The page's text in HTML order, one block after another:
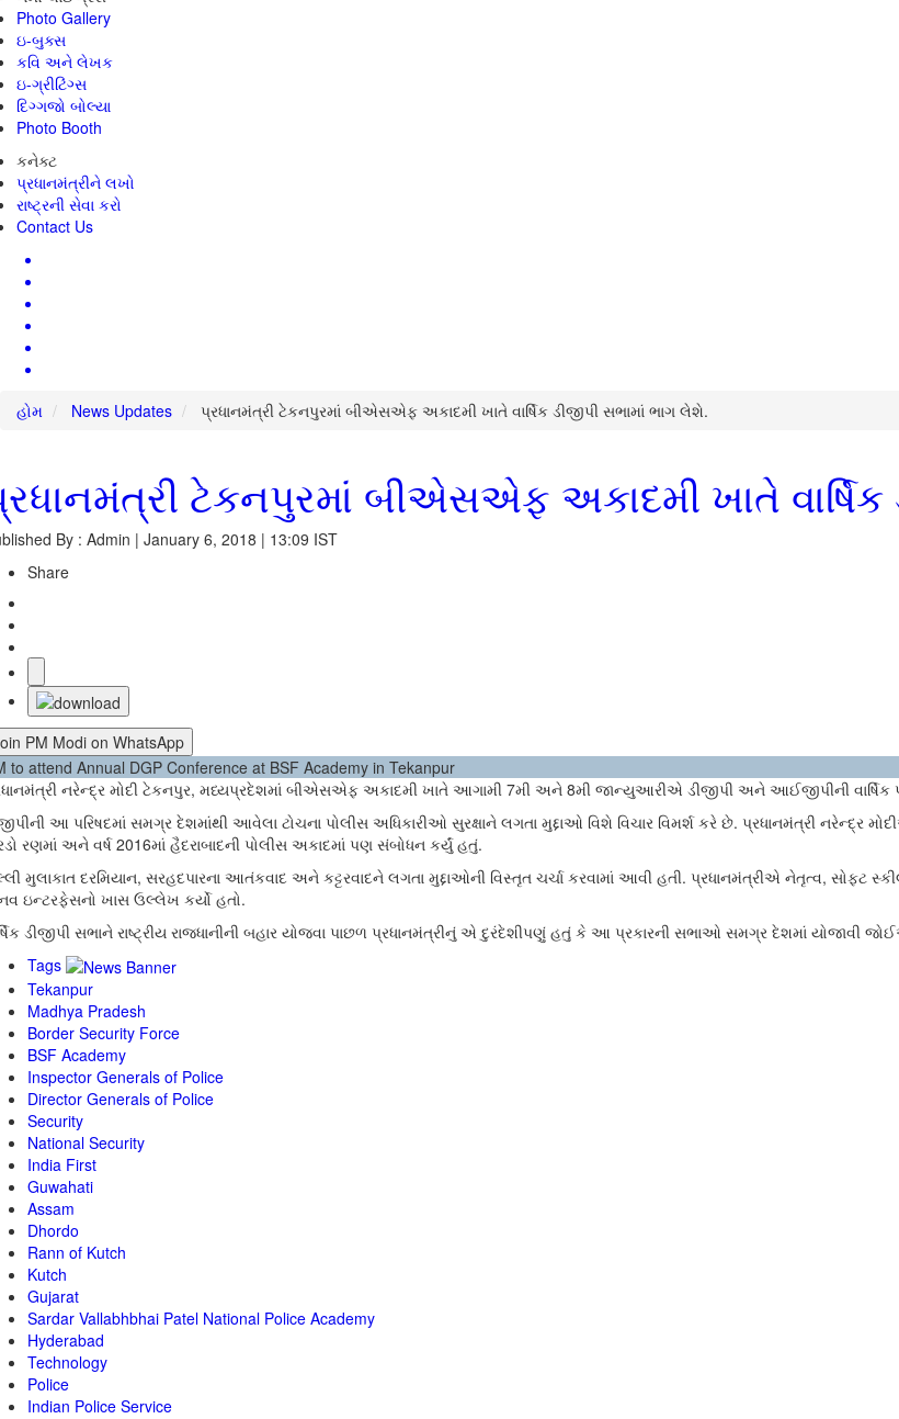
Photo Gallery
ઇ-બુક્સ
કવિ અને લેખક
ઇ-ગ્રીટિંગ્સ
દિગ્ગજો બોલ્યા
Photo Booth
કનેક્ટ
પ્રધાનમંત્રીને લખો
રાષ્ટ્રની સેવા કરો
Contact Us
હોમ News Updates પ્રધાનમંત્રી ટેકનપુરમાં બીએસએફ અકાદમી ખાતે વાર્ષિક ડીજીપી સભામાં ભાગ લેશે.
ટેકનપુરમાં બીએસએફ અકાદમી ખાતે વાર્ષિક
By : Admin | January 6, 2018 | 13:09 IST
Share
PM Modi on WhatsApp
to attend Annual DGP Conference at BSF Academy in Tekanpur
નરેન્દ્ર મોદી ટેકનપુર, મધ્યપ્રદેશમાં બીએસએફ અકાદમી ખાતે આગામી 7મી અને 8મી જાન્યુઆરીએ ડીજીપી અને આઈજીપીની વાર્ષિક
આ પરિષદમાં સમગ્ર દેશમાંથી આવેલા ટોચના પોલીસ અધિકારીઓ સુરક્ષાને લગતા મુદ્દાઓ વિશે વિચાર વિમર્શ કરે છે. પ્રધાનમંત્રી નરેન્દ્ર
રણમાં અને વર્ષ 2016માં હૈદરાબાદની પોલીસ અકાદમાં પણ સંબોધન કર્યું હતું.
મુલાકાત દરમિયાન, સરહદપારના આતંકવાદ અને કટ્ટરવાદને લગતા મુદ્દાઓની વિસ્તૃત ચર્ચા કરવામાં આવી હતી. પ્રધાનમંત્રીએ નેતૃત્વ,
ઇન્ટરફેસનો ખાસ ઉલ્લેખ કર્યો હતો.
ડીજીપી સભાને રાષ્ટ્રીય રાજધાનીની બહાર યોજવા પાછળ પ્રધાનમંત્રીનું એ દુરંદેશીપણું હતું કે આ પ્રકારની સભાઓ સમગ્ર દેશમાં યોજાવી
Tags
Tekanpur
Madhya Pradesh
Border Security Force
BSF Academy
Inspector Generals of Police
Director Generals of Police
Security
National Security
India First
Guwahati
Assam
Dhordo
Rann of Kutch
Kutch
Gujarat
Sardar Vallabhbhai Patel National Police Academy
Hyderabad
Technology
Police
Indian Police Service